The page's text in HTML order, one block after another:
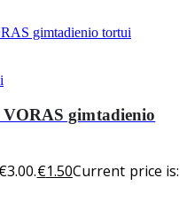
gimtadienio
€1.50Current price is: